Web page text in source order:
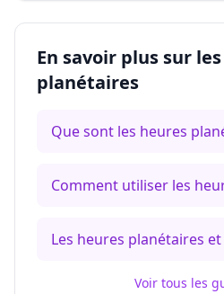
En savoir plus sur
planétaires
Que sont les heures
Comment utiliser les
Les heures planétaires
Voir tous les